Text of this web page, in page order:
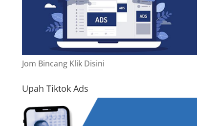
Jom Bincang Klik Disini
Upah Tiktok Ads